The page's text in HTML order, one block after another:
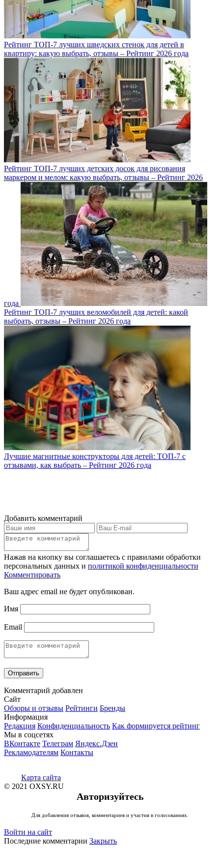
Рейтинг ТОП-7 лучших шведских стенок для детей в
квартиру: какую выбрать, отзывы – Рейтинг 2026 года
Рейтинг ТОП-7 лучших детских досок для рисования
маркером и мелом: какую выбрать, отзывы – Рейтинг 2026
года
Рейтинг ТОП-7 лучших веломобилей для детей: какой
выбрать, отзывы – Рейтинг 2026 года
Лучшие магнитные конструкторы для детей: ТОП-7 с
отзывами, как выбрать – Рейтинг 2026 года
Добавить комментарий
Нажав на кнопку вы соглашаетесь с правилами обработки
персональных данных и политикой конфиденциальности
Комментировать
Ваш адрес email не будет опубликован.
Имя
Email
Комментарий добавлен
Сайт
Обзоры и отзывы Рейтинги Бренды
Информация
Редакция Конфиденциальность Как формируется рейтинг
Мы в соцсетях
ВКонтакте Телеграм Яндекс.Дзен
Рекламодателям Контакты
Карта сайта
© 2021 OXSY.RU
Авторизуйтесь
Для добавления отзывов, комментариев и участия в голосованиях.
Войти на сайт
Последние комментарии Закрыть